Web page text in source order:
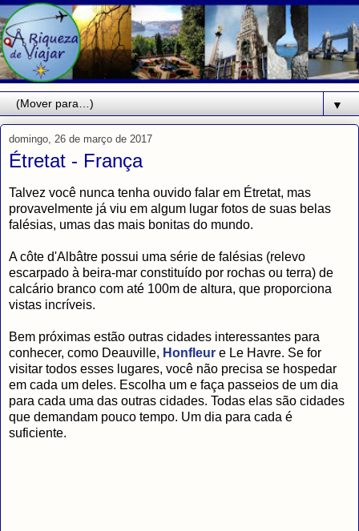
▼
domingo, 26 de março de 2017
Étretat - França
Talvez você nunca tenha ouvido falar em Étretat, mas
provavelmente já viu em algum lugar fotos de suas belas
falésias, umas das mais bonitas do mundo.
A côte d'Albâtre possui uma série de falésias (relevo
escarpado à beira-mar constituído por rochas ou terra) de
calcário branco com até 100m de altura, que proporciona
vistas incríveis.
Bem próximas estão outras cidades interessantes para
conhecer, como Deauville, Honfleur e Le Havre. Se for
visitar todos esses lugares, você não precisa se hospedar
em cada um deles. Escolha um e faça passeios de um dia
para cada uma das outras cidades. Todas elas são cidades
que demandam pouco tempo. Um dia para cada é
suficiente.